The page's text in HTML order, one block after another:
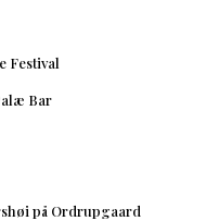
Festival
Bar
på Ordrupgaard